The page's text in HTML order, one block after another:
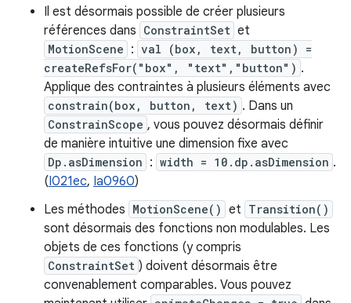
Il est désormais possible de créer plusieurs
références dans ConstraintSet et
MotionScene : val (box, text, button) =
createRefsFor("box", "text","button") .
Applique des contraintes à plusieurs éléments avec
constrain(box, button, text) . Dans un
ConstrainScope , vous pouvez désormais définir
de manière intuitive une dimension fixe avec
Dp.asDimension : width = 10.dp.asDimension .
(I021ec, Ia0960)
Les méthodes MotionScene() et Transition()
sont désormais des fonctions non modulables. Les
objets de ces fonctions (y compris
ConstraintSet ) doivent désormais être
convenablement comparables. Vous pouvez